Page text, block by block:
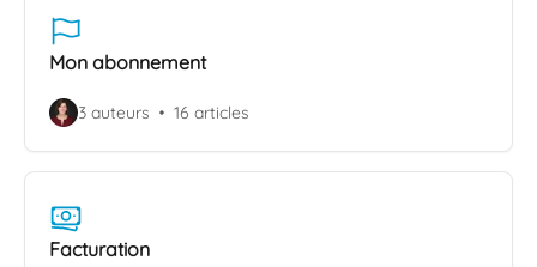
Mon abonnement
3 auteurs 16 articles
Facturation